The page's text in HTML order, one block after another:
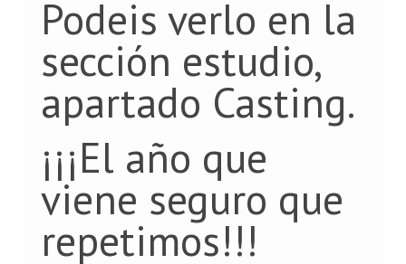
Podeis verlo en la
sección estudio,
apartado Casting.
¡¡¡El año que
viene seguro que
repetimos!!!